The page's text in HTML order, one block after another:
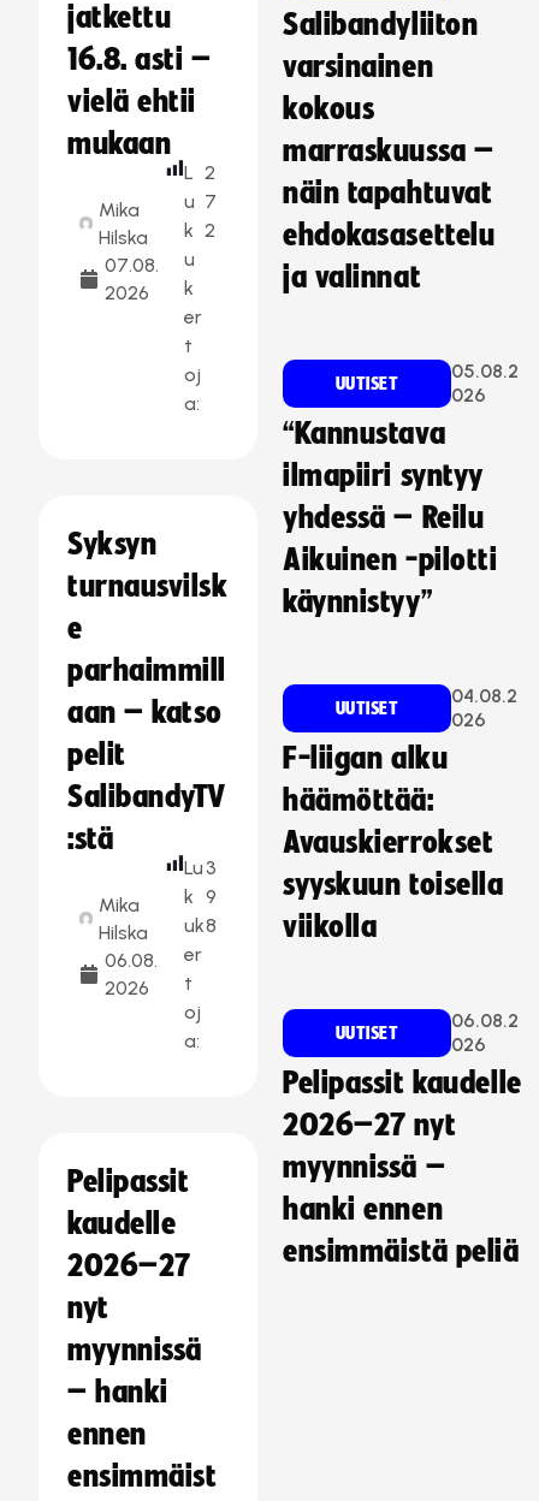
jatkettu
16.8. asti –
vielä ehtii
mukaan
Mika
Hilska
07.08.
2026
L
u
k
u
k
er
t
oj
a:
2
7
2
Syksyn
turnausvilsk
e
parhaimmill
aan – katso
pelit
SalibandyTV
:stä
Mika
Hilska
06.08.
2026
Lu
k
uk
er
t
oj
a:
3
9
8
Pelipassit
kaudelle
2026–27
nyt
myynnissä
– hanki
ennen
ensimmäist
Salibandyliiton
varsinainen
kokous
marraskuussa –
näin tapahtuvat
ehdokasasettelu
ja valinnat
UUTISET
05.08.2
026
“Kannustava
ilmapiiri syntyy
yhdessä – Reilu
Aikuinen -pilotti
käynnistyy”
UUTISET
04.08.2
026
F-liigan alku
häämöttää:
Avauskierrokset
syyskuun toisella
viikolla
UUTISET
06.08.2
026
Pelipassit kaudelle
2026–27 nyt
myynnissä –
hanki ennen
ensimmäistä peliä